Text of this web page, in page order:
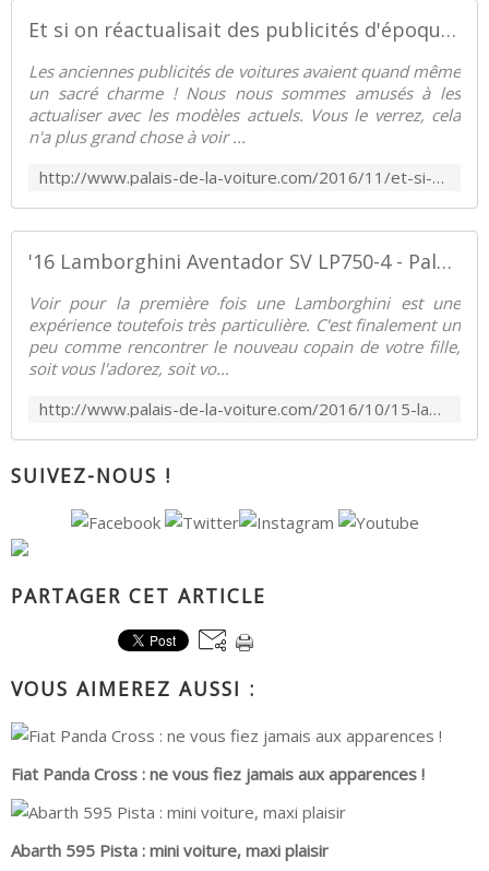
Et si on réactualisait des publicités d'époque ? - Palais-de-la-Voiture.com
Les anciennes publicités de voitures avaient quand même
un sacré charme ! Nous nous sommes amusés à les
actualiser avec les modèles actuels. Vous le verrez, cela
n'a plus grand chose à voir ...
http://www.palais-de-la-voiture.com/2016/11/et-si-on-reactualisait-des-publicites-d-epoque.html
'16 Lamborghini Aventador SV LP750-4 - Palais-de-la-Voiture.com
Voir pour la première fois une Lamborghini est une
expérience toutefois très particulière. C'est finalement un
peu comme rencontrer le nouveau copain de votre fille,
soit vous l'adorez, soit vo...
http://www.palais-de-la-voiture.com/2016/10/15-lamborghini-aventador-sv-lp750-4.html
SUIVEZ-NOUS !
PARTAGER CET ARTICLE
VOUS AIMEREZ AUSSI :
Fiat Panda Cross : ne vous fiez jamais aux apparences !
Abarth 595 Pista : mini voiture, maxi plaisir